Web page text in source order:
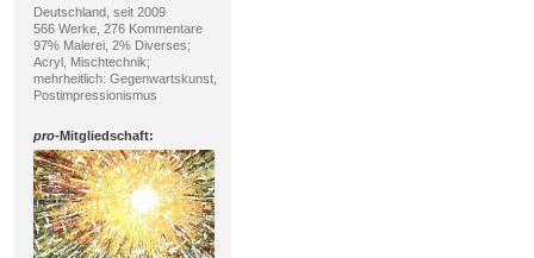
Deutschland, seit 2009
566 Werke, 276 Kommentare
97% Malerei, 2% Diverses;
Acryl, Mischtechnik;
mehrheitlich: Gegenwartskunst,
Postimpressionismus
pro-Mitgliedschaft: